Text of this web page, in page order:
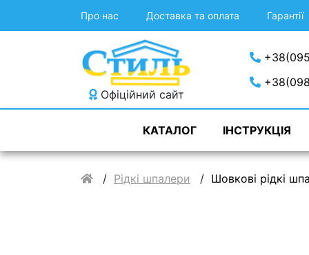
Про нас Доставка та оплата Гарантії
Офіційний сайт
КАТАЛОГ ІНСТРУКЦІЯ
Рідкі шпалери Шовкові рідкі